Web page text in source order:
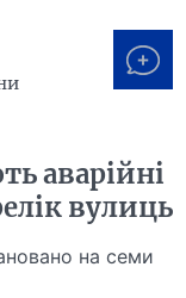
аварійні
вулиць
на семи